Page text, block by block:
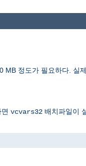
MB 정도가 필요하다. 실
vcvars32 배치파일이